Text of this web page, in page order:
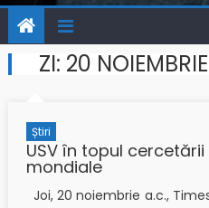
ZI: 20
Știri
USV în topul
mondiale
Joi, 20 noiembrie a.c.,